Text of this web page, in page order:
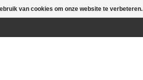
van cookies om onze website te verbeteren.